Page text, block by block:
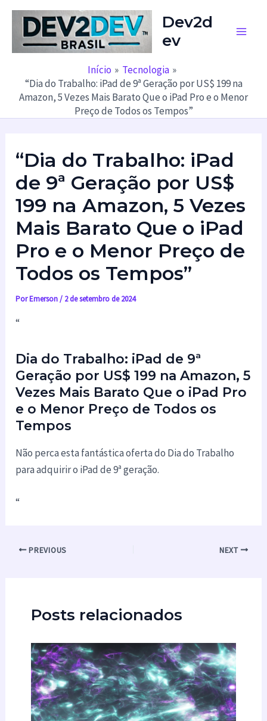
Dev2d
ev
Início
Tecnologia
“Dia do Trabalho: iPad de 9ª Geração por US$ 199 na
Amazon, 5 Vezes Mais Barato Que o iPad Pro e o Menor
Preço de Todos os Tempos”
“Dia do Trabalho: iPad
de 9ª Geração por US$
199 na Amazon, 5 Vezes
Mais Barato Que o iPad
Pro e o Menor Preço de
Todos os Tempos”
PorEmerson/ 2 de setembro de 2024
“
Dia do Trabalho: iPad de 9ª
Geração por US$ 199 na Amazon, 5
Vezes Mais Barato Que o iPad Pro
e o Menor Preço de Todos os
Tempos
Não perca esta fantástica oferta do Dia do Trabalho
para adquirir o iPad de 9ª geração.
“
PREVIOUS NEXT
Posts relacionados